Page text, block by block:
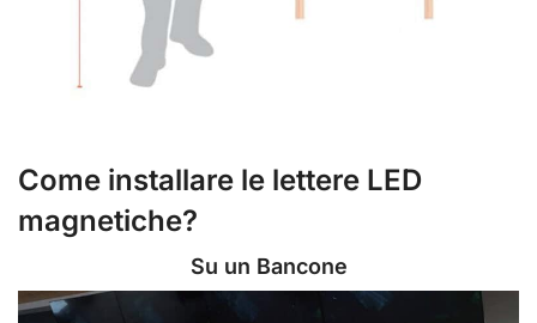
Come installare le lettere LED
magnetiche?
Su un Bancone